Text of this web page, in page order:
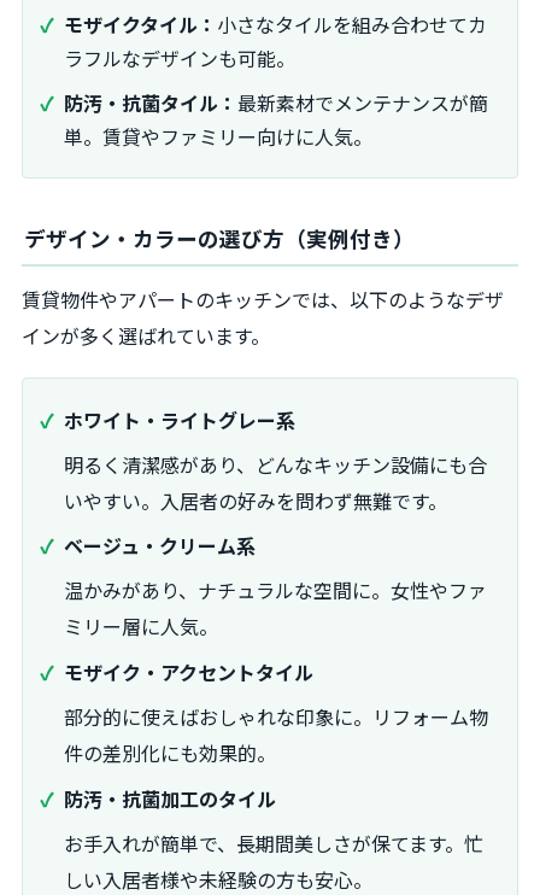
モザイクタイル： 小さなタイルを組み合わせてカ
ラフルなデザインも可能。
防汚・抗菌タイル： 最新素材でメンテナンスが簡
単。賃貸やファミリー向けに人気。
デザイン・カラーの選び方（実例付き）
賃貸物件やアパートのキッチンでは、以下のようなデザ
インが多く選ばれています。
ホワイト・ライトグレー系
明るく清潔感があり、どんなキッチン設備にも合
いやすい。入居者の好みを問わず無難です。
ベージュ・クリーム系
温かみがあり、ナチュラルな空間に。女性やファ
ミリー層に人気。
モザイク・アクセントタイル
部分的に使えばおしゃれな印象に。リフォーム物
件の差別化にも効果的。
防汚・抗菌加工のタイル
お手入れが簡単で、長期間美しさが保てます。忙
しい入居者様や未経験の方も安心。